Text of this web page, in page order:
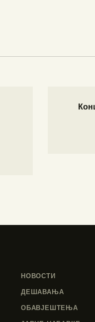
НОВОСТИ
ДЕШАВАЊА
ОБАВЈЕШТЕЊА